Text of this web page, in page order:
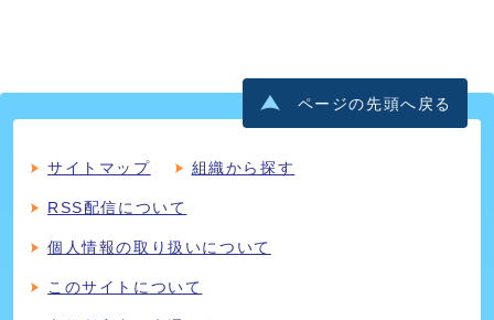
ページの先頭へ戻る
サイトマップ 組織から探す
RSS配信について
個人情報の取り扱いについて
このサイトについて